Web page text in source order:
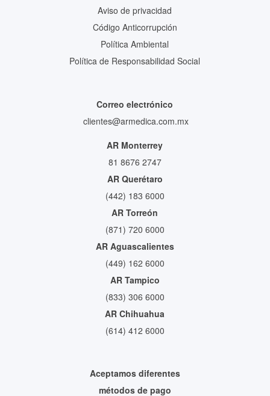
Aviso de privacidad
Código Anticorrupción
Política Ambiental
Política de Responsabilidad Social
Correo electrónico
clientes@armedica.com.mx
AR Monterrey
81 8676 2747
AR Querétaro
(442) 183 6000
AR Torreón
(871) 720 6000
AR Aguascalientes
(449) 162 6000
AR Tampico
(833) 306 6000
AR Chihuahua
(614) 412 6000
Aceptamos diferentes
métodos de pago